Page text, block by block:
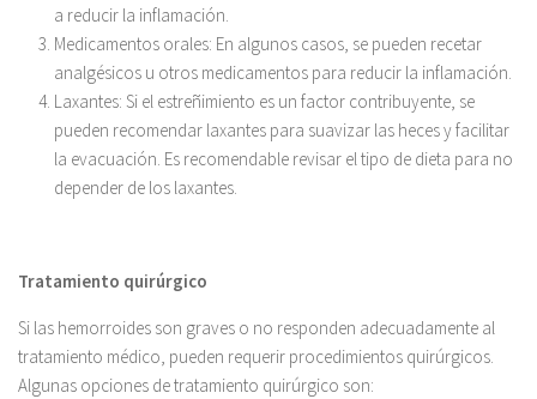
a reducir la inflamación.
Medicamentos orales: En algunos casos, se pueden recetar
analgésicos u otros medicamentos para reducir la inflamación.
Laxantes: Si el estreñimiento es un factor contribuyente, se
pueden recomendar laxantes para suavizar las heces y facilitar
la evacuación. Es recomendable revisar el tipo de dieta para no
depender de los laxantes.
Tratamiento quirúrgico
Si las hemorroides son graves o no responden adecuadamente al
tratamiento médico, pueden requerir procedimientos quirúrgicos.
Algunas opciones de tratamiento quirúrgico son: